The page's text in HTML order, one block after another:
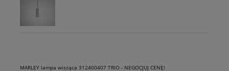
MARLEY lampa wisząca 312400407 TRIO - NEGOCJUJ CENĘ!